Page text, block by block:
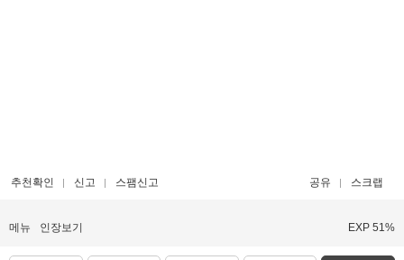
추천확인 신고 스팸신고 공유 스크랩
메뉴 인장보기 EXP 51%